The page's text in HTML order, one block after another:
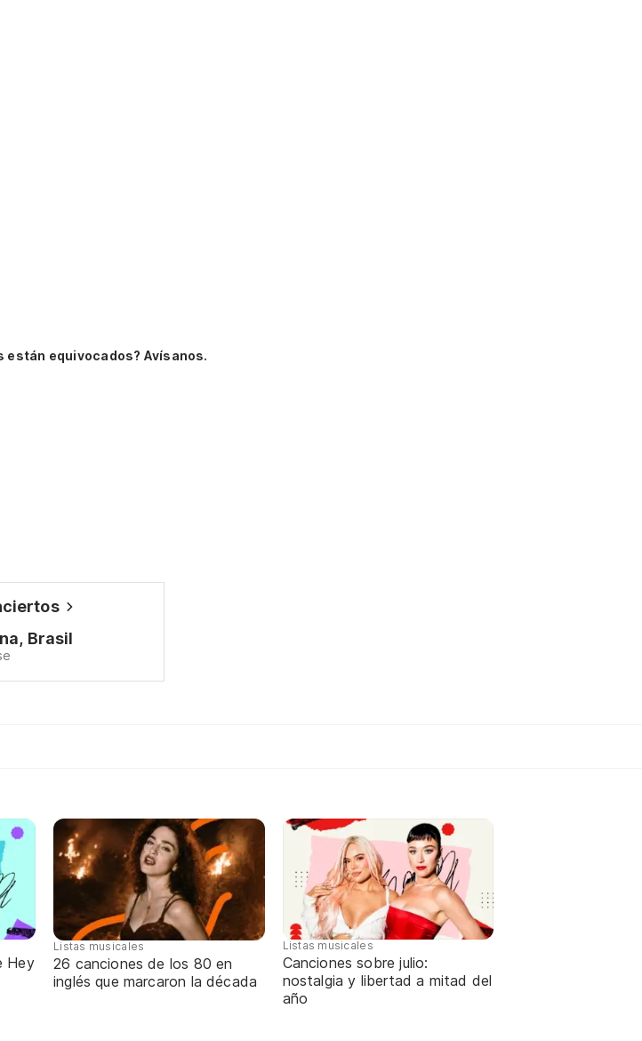
están equivocados? Avísanos.
Brasil
Hey
Listas musicales
26 canciones de los 80 en
inglés que marcaron la década
Listas musicales
Canciones sobre julio:
nostalgia y libertad a mitad del
año